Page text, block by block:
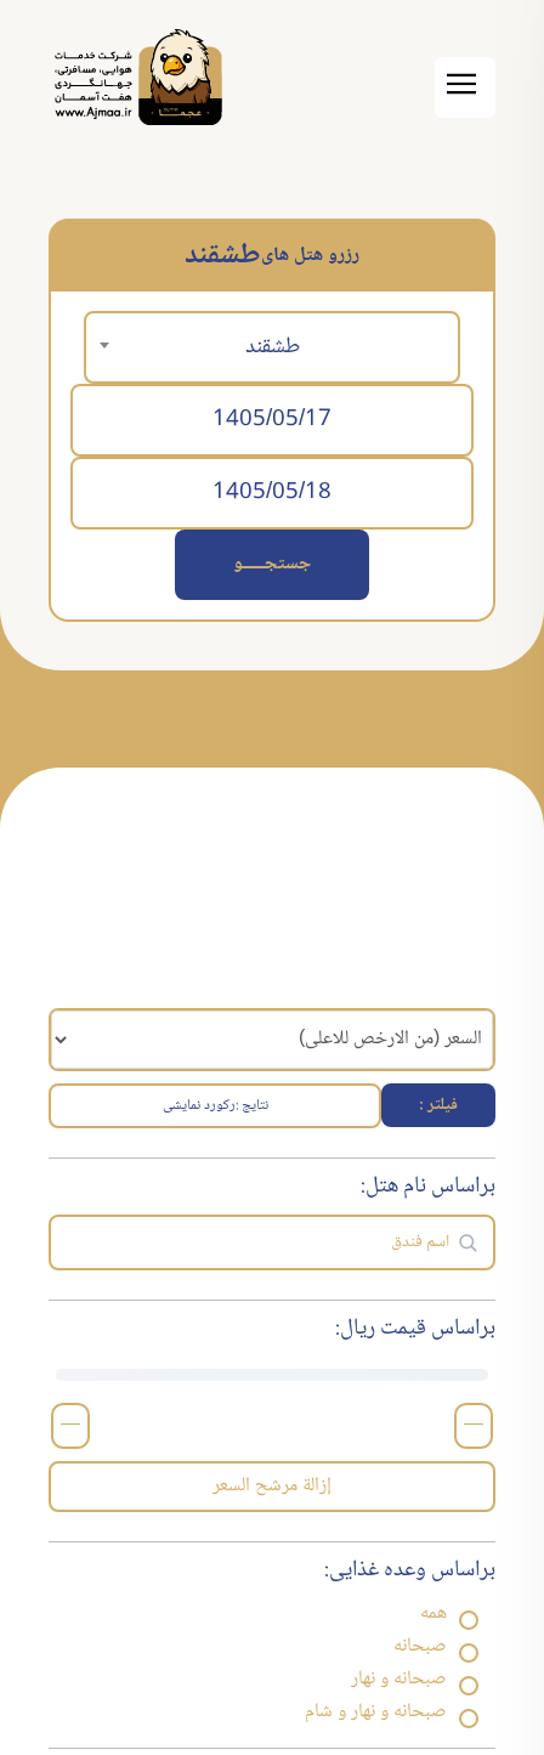
طشقندرزرو هتل های
طشقند
جستجــــــو
فیلتر : نتایج :رکورد نمایشی
براساس نام هتل:
براساس قیمت ریال:
—
—
إزالة مرشح السعر
براساس وعده غذایی:
همه
صبحانه
صبحانه و نهار
صبحانه و نهار و شام